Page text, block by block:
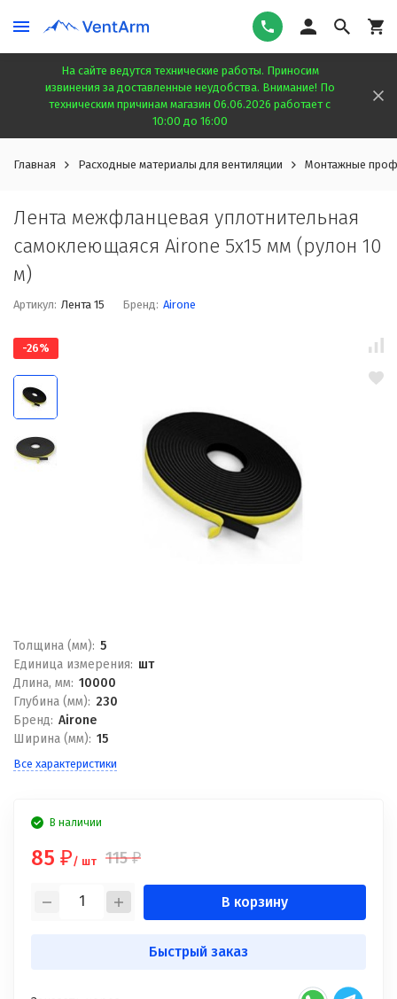
На сайте ведутся технические работы. Приносим
извинения за доставленные неудобства. Внимание! По
техническим причинам магазин 06.06.2026 работает с
10:00 до 16:00
Главная Расходные материалы для вентиляции Монтажные
Лента межфланцевая уплотнительная
самоклеющаяся Airone 5х15 мм (рулон 10
м)
Артикул: Лента 15 Бренд: Airone
-26%
Толщина (мм): 5
Единица измерения: шт
Длина, мм: 10000
Глубина (мм): 230
Бренд: Airone
Ширина (мм): 15
Все характеристики
В наличии
85 ₽/ шт 115₽
В корзину
Быстрый заказ